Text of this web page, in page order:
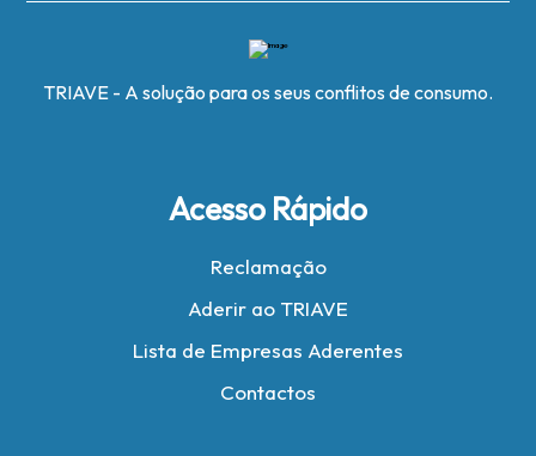
TRIAVE - A solução para os seus conflitos de consumo.
Acesso Rápido
Reclamação
Aderir ao TRIAVE
Lista de Empresas Aderentes
Contactos